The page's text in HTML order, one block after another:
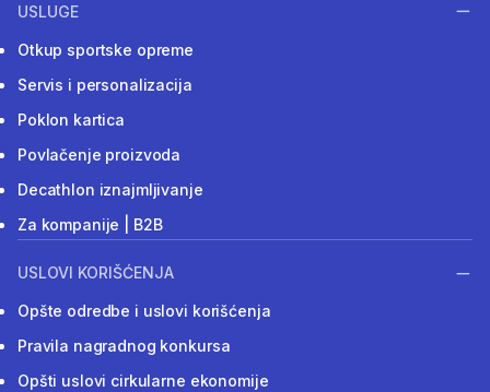
USLUGE
Otkup sportske opreme
Servis i personalizacija
Poklon kartica
Povlačenje proizvoda
Decathlon iznajmljivanje
Za kompanije | B2B
USLOVI KORIŠĆENJA
Opšte odredbe i uslovi korišćenja
Pravila nagradnog konkursa
Opšti uslovi cirkularne ekonomije